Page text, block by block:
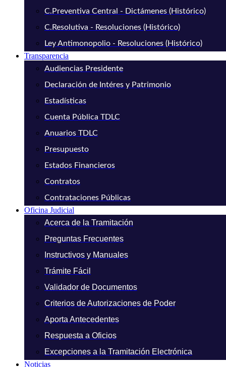
C.Preventiva Central - Dictámenes (Histórico)
C.Resolutiva - Resoluciones (Histórico)
Ley Antimonopolio - Resoluciones (Histórico)
Transparencia
Audiencias Presidente
Declaración de Intéres y Patrimonio
Estadísticas
Cuenta Pública TDLC
Anuarios TDLC
Presupuesto
Estados Financieros
Contratos
Contrataciones Públicas
Oficina Judicial
Acerca de la Tramitación
Preguntas Frecuentes
Instructivos y Manuales
Trámite Fácil
Validador de Documentos
Criterios de Autorizaciones de Poder
Aporta Antecedentes
Respuesta a Oficios
Excepciones a la Tramitación Electrónica
Noticias